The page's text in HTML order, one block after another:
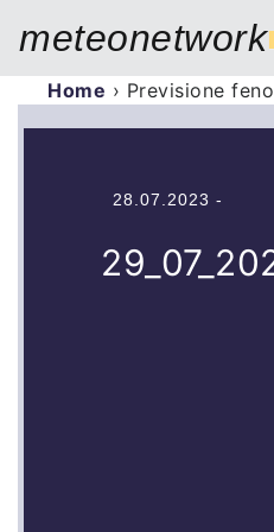
meteonetwork
Home › Previsione
28.07.2023 -